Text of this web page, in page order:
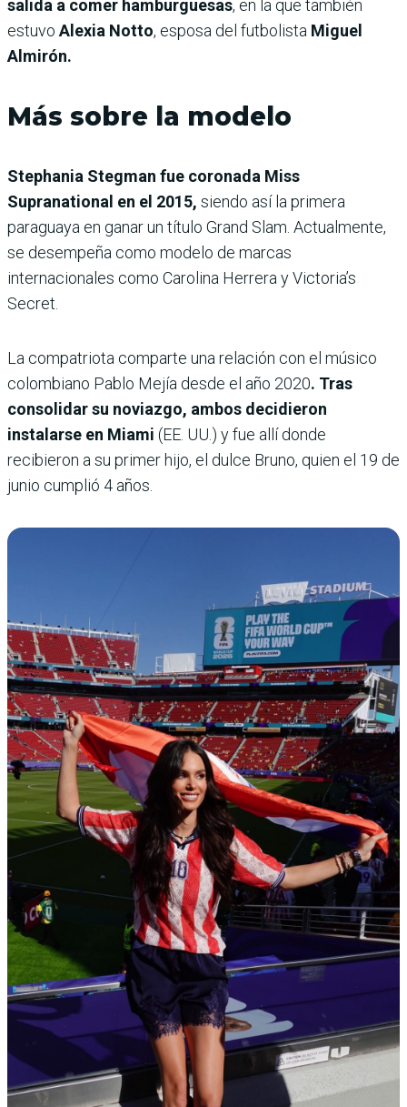
salida a comer hamburguesas, en la que también
estuvo Alexia Notto, esposa del futbolista Miguel
Almirón.
Más sobre la modelo
Stephania Stegman fue coronada Miss
Supranational en el 2015, siendo así la primera
paraguaya en ganar un título Grand Slam. Actualmente,
se desempeña como modelo de marcas
internacionales como Carolina Herrera y Victoria’s
Secret.
La compatriota comparte una relación con el músico
colombiano Pablo Mejía desde el año 2020. Tras
consolidar su noviazgo, ambos decidieron
instalarse en Miami (EE. UU.) y fue allí donde
recibieron a su primer hijo, el dulce Bruno, quien el 19 de
junio cumplió 4 años.